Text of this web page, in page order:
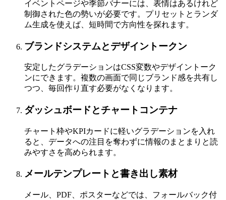
イベントページや季節バナーには、表情はあるけれど
制御された色の勢いが必要です。プリセットとランダ
ム生成を使えば、短時間で方向性を探れます。
ブランドシステムとデザイントークン
安定したグラデーションはCSS変数やデザイントーク
ンにできます。複数の画面で同じブランド感を共有し
つつ、毎回作り直す必要がなくなります。
ダッシュボードとチャートコンテナ
チャート枠やKPIカードに軽いグラデーションを入れ
ると、データへの注目を奪わずに情報のまとまりと読
みやすさを高められます。
メールテンプレートと書き出し素材
メール、PDF、ポスターなどでは、フォールバック付